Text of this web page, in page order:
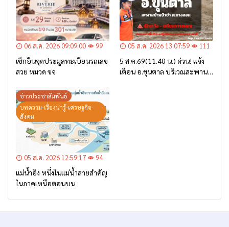
06 ส.ค. 2026 09:09:00 99
เช็กอินจุดประมูลทะเบียนรถเลข
สวย หมวด ขจ
05 ส.ค. 2026 13:07:59 111
5 ส.ค.69(11.40 น.) ด่วน! แจ้ง
เตือน อ.ขุนตาล บริเวณสะพาน
ข่าวประชาสัมพันธ์
บทความ-เรื่องน่ารู้-เศรษฐกิจ-
สังคม
05 ส.ค. 2026 12:59:17 94
แม่น้ำอิง หนึ่งในแม่น้ำสายสำคัญ
ในภาคเหนือตอนบน